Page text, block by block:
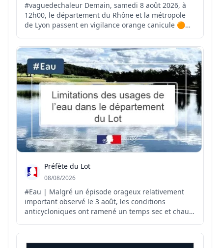
#vaguedechaleur Demain, samedi 8 août 2026, à
12h00, le département du Rhône et la métropole
de Lyon passent en vigilance orange canicule 🟠☀️
entre mercredi et vendredi prochain avec des
températures comprises entre 37 et 38 °C 🌡️ Face à
ces forte...
Préfète du Lot
08/08/2026
#Eau | Malgré un épisode orageux relativement
important observé le 3 août, les conditions
anticycloniques ont ramené un temps sec et chaud
de précipitations pour les prochains jours, hormis
de faibles précipitations possibles sur le relief.